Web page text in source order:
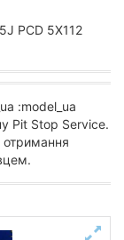
PCD 5X112
:model_ua
Pit Stop Service.
отримання